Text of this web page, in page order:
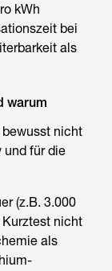
kWh
bei
als
warum
bewusst nicht
und für die
(z.B. 3.000
nicht
als